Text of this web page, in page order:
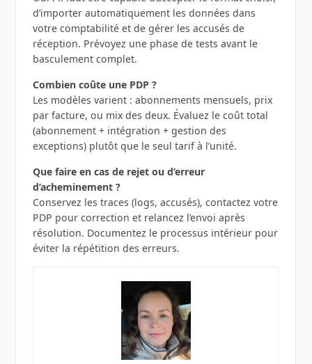
d’importer automatiquement les données dans
votre comptabilité et de gérer les accusés de
réception. Prévoyez une phase de tests avant le
basculement complet.
Combien coûte une PDP ?
Les modèles varient : abonnements mensuels, prix
par facture, ou mix des deux. Évaluez le coût total
(abonnement + intégration + gestion des
exceptions) plutôt que le seul tarif à l’unité.
Que faire en cas de rejet ou d’erreur
d’acheminement ?
Conservez les traces (logs, accusés), contactez votre
PDP pour correction et relancez l’envoi après
résolution. Documentez le processus intérieur pour
éviter la répétition des erreurs.